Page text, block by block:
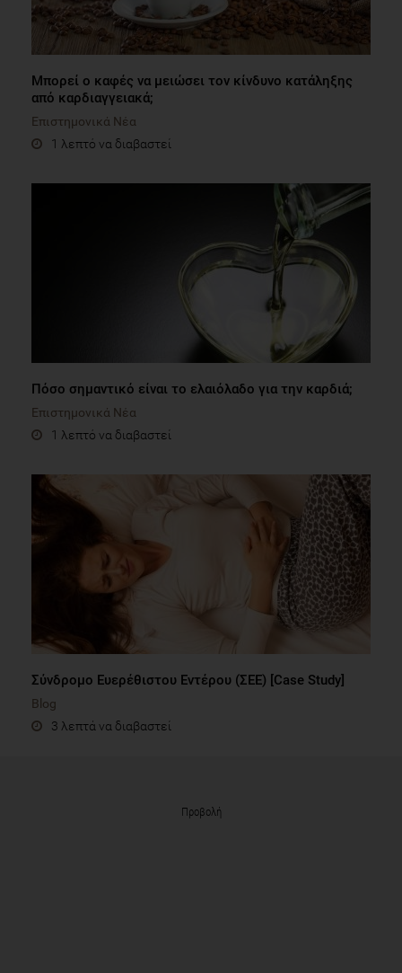
Μπορεί ο καφές να μειώσει τον κίνδυνο κατάληξης
από καρδιαγγειακά;
Επιστημονικά Νέα
1 λεπτό να διαβαστεί
Πόσο σημαντικό είναι το ελαιόλαδο για την καρδιά;
Επιστημονικά Νέα
1 λεπτό να διαβαστεί
Σύνδρομο Ευερέθιστου Εντέρου (ΣΕΕ) [Case Study]
Blog
3 λεπτά να διαβαστεί
Προβολή